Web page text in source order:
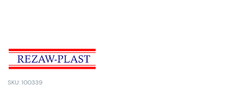
SKU: 100339